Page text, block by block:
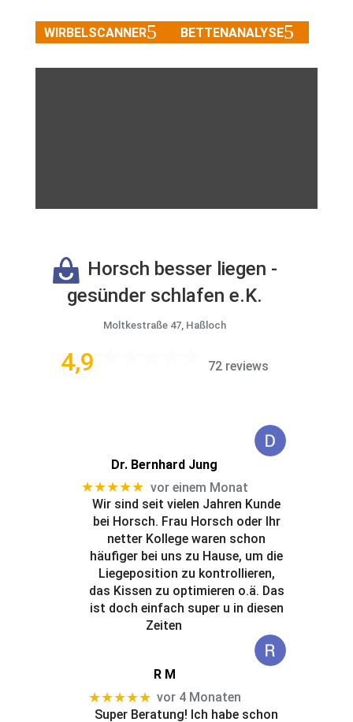
WIRBELSCANNER BETTENANALYSE
Horsch besser liegen -
gesünder schlafen e.K.
Moltkestraße 47, Haßloch
4,9 72 reviews
Dr. Bernhard Jung
★★★★★ vor einem Monat
Wir sind seit vielen Jahren Kunde
bei Horsch. Frau Horsch oder Ihr
netter Kollege waren schon
häufiger bei uns zu Hause, um die
Liegeposition zu kontrollieren,
das Kissen zu optimieren o.ä. Das
ist doch einfach super u in diesen
Zeiten
R M
★★★★★ vor 4 Monaten
Super Beratung! Ich habe schon